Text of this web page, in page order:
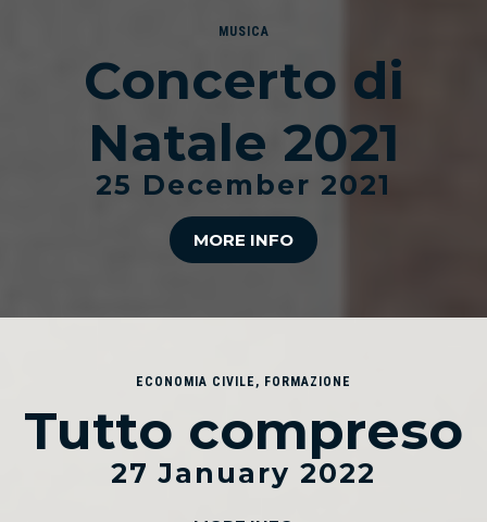
MUSICA
Concerto di
Natale 2021
25 December 2021
MORE INFO
ECONOMIA CIVILE , FORMAZIONE
Tutto compreso
27 January 2022